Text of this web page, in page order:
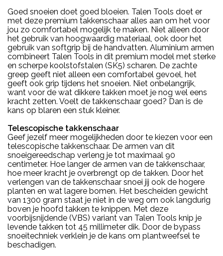
Goed snoeien doet goed bloeien. Talen Tools doet er
met deze premium takkenschaar alles aan om het voor
jou zo comfortabel mogelijk te maken. Niet alleen door
het gebruik van hoogwaardig materiaal, ook door het
gebruik van softgrip bij de handvatten. Aluminium armen
combineert Talen Tools in dit premium model met sterke
en scherpe koolstofstalen (SK5) scharen. De zachte
greep geeft niet alleen een comfortabel gevoel, het
geeft ook grip tijdens het snoeien. Niet onbelangrijk,
want voor de wat dikkere takken moet je nog wel eens
kracht zetten. Voelt de takkenschaar goed? Dan is de
kans op blaren een stuk kleiner.
Telescopische takkenschaar
Geef jezelf meer mogelijkheden door te kiezen voor een
telescopische takkenschaar. De armen van dit
snoeigereedschap verleng je tot maximaal 90
centimeter. Hoe langer de armen van de takkenschaar,
hoe meer kracht je overbrengt op de takken. Door het
verlengen van de takkenschaar snoei jij ook de hogere
planten en wat lagere bomen. Het bescheiden gewicht
van 1300 gram staat je niet in de weg om ook langdurig
boven je hoofd takken te knippen. Met deze
voorbijsnijdende (VBS) variant van Talen Tools knip je
levende takken tot 45 millimeter dik. Door de bypass
snoeitechniek verklein je de kans om plantweefsel te
beschadigen.